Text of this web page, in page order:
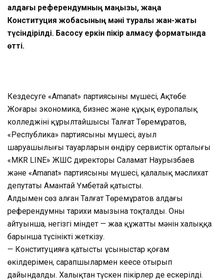
алдағы референдумның маңызы, жаңа
Конституция жобасының мәні туралы жан-жақты
түсіндірілді. Басқосу еркін пікір алмасу форматында
өтті.
Кездесуге «Amanat» партиясының мүшесі, Ақтөбе
Жоғары экономика, бизнес және құқық еуропалық
колледжінің құрылтайшысы Талғат Төремұратов,
«Республика» партиясының мүшесі, ауыл
шаруашылығы тауарларын өндіру сервистік орталығы
«MKR LINE» ЖШС директоры Саламат Наурызбаев
және «Amanat» партиясының мүшесі, қалалық мәслихат
депутаты Амантай Үмбетай қатысты.
Алдымен сөз алған Талғат Төремұратов алдағы
референдумның тарихи маңызына тоқталды. Оның
айтуынша, негізгі міндет — жаңа құжаттың мәнін халыққа
барынша түсінікті жеткізу.
— Конституцияға қатысты ұсыныстар қоғам
өкілдерімен, сарапшылармен кеңесе отырып
дайындалды. Халықтан түскен пікірлер де ескерілді.